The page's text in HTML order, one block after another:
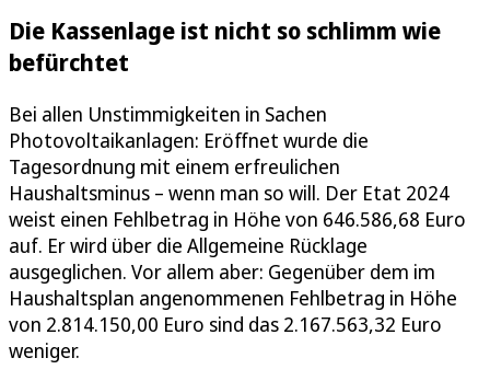
Die Kassenlage ist nicht so schlimm wie
befürchtet
Bei allen Unstimmigkeiten in Sachen
Photovoltaikanlagen: Eröffnet wurde die
Tagesordnung mit einem erfreulichen
Haushaltsminus – wenn man so will. Der Etat 2024
weist einen Fehlbetrag in Höhe von 646.586,68 Euro
auf. Er wird über die Allgemeine Rücklage
ausgeglichen. Vor allem aber: Gegenüber dem im
Haushaltsplan angenommenen Fehlbetrag in Höhe
von 2.814.150,00 Euro sind das 2.167.563,32 Euro
weniger.